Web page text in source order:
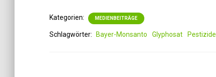
Kategorien: MEDIENBEITRÄGE
Schlagwörter: Bayer-Monsanto Glyphosat Pestizide